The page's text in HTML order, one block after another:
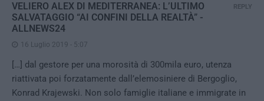
VELIERO ALEX DI MEDITERRANEA: L’ULTIMO
SALVATAGGIO “AI CONFINI DELLA REALTÀ” -
ALLNEWS24
16 Luglio 2019 - 5:07
[…] dal gestore per una morosità di 300mila euro, utenza
riattivata poi forzatamente dall’elemosiniere di Bergoglio,
Konrad Krajewski. Non solo famiglie italiane e immigrate in
REPLY